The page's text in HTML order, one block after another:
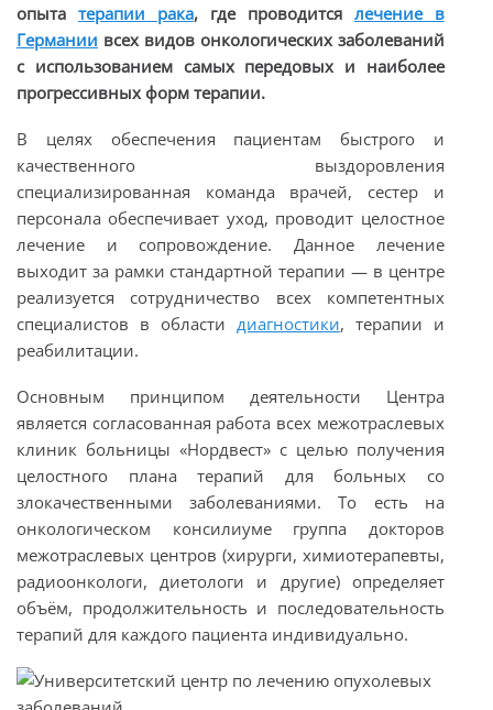
опыта терапии рака, где проводится лечение в
Германии всех видов онкологических заболеваний
с использованием самых передовых и наиболее
прогрессивных форм терапии.
В целях обеспечения пациентам быстрого и
качественного выздоровления
специализированная команда врачей, сестер и
персонала обеспечивает уход, проводит целостное
лечение и сопровождение. Данное лечение
выходит за рамки стандартной терапии — в центре
реализуется сотрудничество всех компетентных
специалистов в области диагностики, терапии и
реабилитации.
Основным принципом деятельности Центра
является согласованная работа всех межотраслевых
клиник больницы «Нордвест» с целью получения
целостного плана терапий для больных со
злокачественными заболеваниями. То есть на
онкологическом консилиуме группа докторов
межотраслевых центров (хирурги, химиотерапевты,
радиоонкологи, диетологи и другие) определяет
объём, продолжительность и последовательность
терапий для каждого пациента индивидуально.